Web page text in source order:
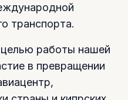
транспорта.
работы нашей
в превращении